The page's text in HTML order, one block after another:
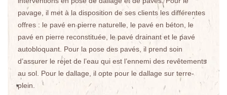
pavage, il met à la disposition de ses clients les différentes
offres : le pavé en pierre naturelle, le pavé en béton, le
pavé en pierre reconstituée, le pavé drainant et le pavé
autobloquant. Pour la pose des pavés, il prend soin
d’assurer le rejet de l’eau qui est l’ennemi des revêtements
au sol. Pour le dallage, il opte pour le dallage sur terre-
plein.